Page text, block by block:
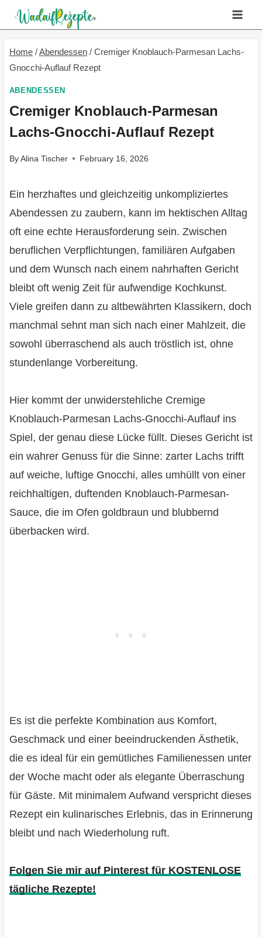
Skip
to
content
Home /Abendessen / Cremiger Knoblauch-Parmesan Lachs-
Gnocchi-Auflauf Rezept
ABENDESSEN
Cremiger Knoblauch-Parmesan
Lachs-Gnocchi-Auflauf Rezept
ByAlina Tischer February 16, 2026
Ein herzhaftes und gleichzeitig unkompliziertes
Abendessen zu zaubern, kann im hektischen Alltag
oft eine echte Herausforderung sein. Zwischen
beruflichen Verpflichtungen, familiären Aufgaben
und dem Wunsch nach einem nahrhaften Gericht
bleibt oft wenig Zeit für aufwendige Kochkunst.
Viele greifen dann zu altbewährten Klassikern, doch
manchmal sehnt man sich nach einer Mahlzeit, die
sowohl überraschend als auch tröstlich ist, ohne
stundenlange Vorbereitung.
Hier kommt der unwiderstehliche Cremige
Knoblauch-Parmesan Lachs-Gnocchi-Auflauf ins
Spiel, der genau diese Lücke füllt. Dieses Gericht ist
ein wahrer Genuss für die Sinne: zarter Lachs trifft
auf weiche, luftige Gnocchi, alles umhüllt von einer
reichhaltigen, duftenden Knoblauch-Parmesan-
Sauce, die im Ofen goldbraun und blubbernd
überbacken wird.
Es ist die perfekte Kombination aus Komfort,
Geschmack und einer beeindruckenden Ästhetik,
die es ideal für ein gemütliches Familienessen unter
der Woche macht oder als elegante Überraschung
für Gäste. Mit minimalem Aufwand verspricht dieses
Rezept ein kulinarisches Erlebnis, das in Erinnerung
bleibt und nach Wiederholung ruft.
Folgen Sie mir auf Pinterest für KOSTENLOSE
tägliche Rezepte!